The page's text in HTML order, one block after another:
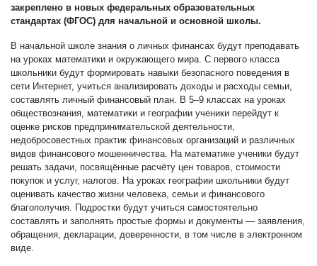
закреплено в новых федеральных образовательных
стандартах (ФГОС) для начальной и основной школы.
В начальной школе знания о личных финансах будут преподавать
на уроках математики и окружающего мира. С первого класса
школьники будут формировать навыки безопасного поведения в
сети Интернет, учиться анализировать доходы и расходы семьи,
составлять личный финансовый план. В 5–9 классах на уроках
обществознания, математики и географии ученики перейдут к
оценке рисков предпринимательской деятельности,
недобросовестных практик финансовых организаций и различных
видов финансового мошенничества. На математике ученики будут
решать задачи, посвящённые расчёту цен товаров, стоимости
покупок и услуг, налогов. На уроках географии школьники будут
оценивать качество жизни человека, семьи и финансового
благополучия. Подростки будут учиться самостоятельно
составлять и заполнять простые формы и документы — заявления,
обращения, декларации, доверенности, в том числе в электронном
виде.